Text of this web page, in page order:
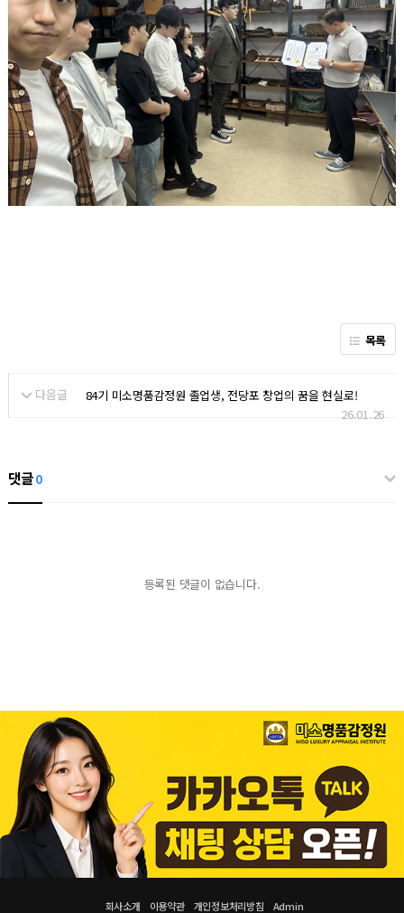
목록
다음글
84기 미소명품감정원 졸업생, 전당포 창업의 꿈을 현실로!
26.01.26
댓글0
등록된 댓글이 없습니다.
회사소개 이용약관 개인정보처리방침 Admin